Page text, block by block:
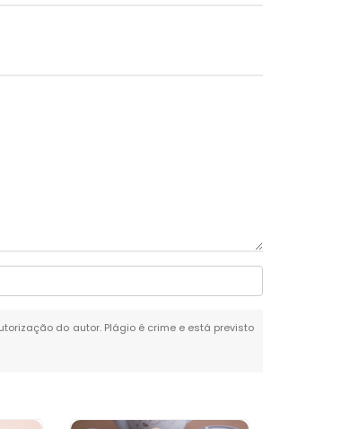
do autor. Plágio é crime e está previsto